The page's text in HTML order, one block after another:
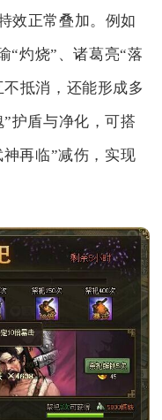
效正常叠加。例如
“灼烧”、诸葛亮“落
抵消，还能形成多
护盾与净化，可搭
再临”减伤，实现